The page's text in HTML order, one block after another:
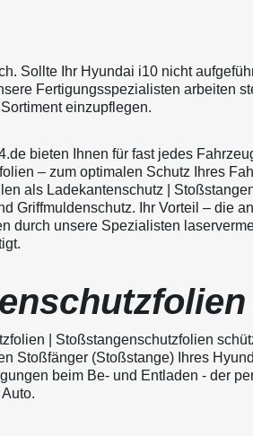
Sollte Ihr Hyundai i10 nicht
Fertigungsspezialisten arbeiten
einzupflegen.
bieten Ihnen für fast jedes
– zum optimalen Schutz Ihres
als Ladekantenschutz |
Griffmuldenschutz. Ihr Vorteil – die
durch unsere Spezialisten
| Stoßstangenschutzfolien
Stoßfänger (Stoßstange) Ihres
beim Be- und Entladen - der